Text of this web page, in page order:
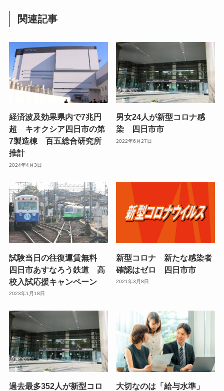
関連記事
経済波及効果県内で7兆円
超 キオクシア四日市の第
7製造棟 百五総合研究所
推計
2024年4月3日
男女24人が新型コロナ感
染 四日市市
2022年6月27日
試験当日の往復運賃無料
四日市あすなろう鉄道 高
校入試応援キャンペーン
2023年1月18日
新型コロナ 新たな感染者
確認はゼロ 四日市市
2021年3月8日
過去最多352人が新型コロ
大切なのは「給与水準」